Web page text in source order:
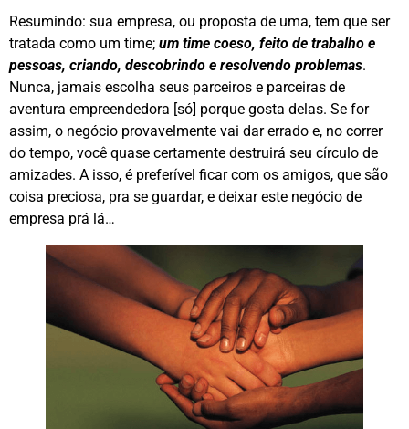
Resumindo: sua empresa, ou proposta de uma, tem que ser
tratada como um time; um time coeso, feito de trabalho e
pessoas, criando, descobrindo e resolvendo problemas.
Nunca, jamais escolha seus parceiros e parceiras de
aventura empreendedora [só] porque gosta delas. Se for
assim, o negócio provavelmente vai dar errado e, no correr
do tempo, você quase certamente destruirá seu círculo de
amizades. A isso, é preferível ficar com os amigos, que são
coisa preciosa, pra se guardar, e deixar este negócio de
empresa prá lá…